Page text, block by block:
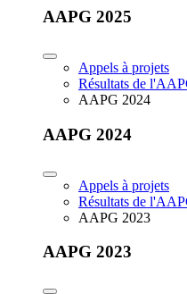
AAPG 2025
Appels à projets
Résultats de
AAPG 2024
AAPG 2024
Appels à projets
Résultats de
AAPG 2023
AAPG 2023